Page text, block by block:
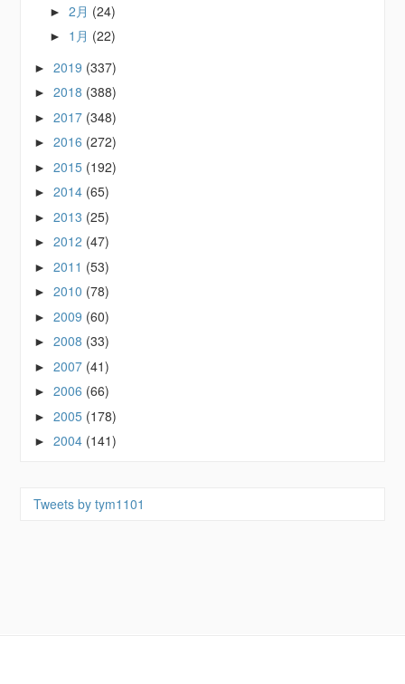
►2月 (24)
► 1月 (22)
►2019 (337)
►2018 (388)
►2017 (348)
►2016 (272)
►2015 (192)
►2014 (65)
►2013 (25)
►2012 (47)
►2011 (53)
►2010 (78)
►2009 (60)
►2008 (33)
►2007 (41)
►2006 (66)
►2005 (178)
►2004 (141)
Tweets by tym1101